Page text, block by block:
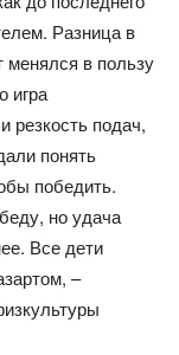
Разница в
менялся в пользу
игра
резкость подач,
понять
победить.
но удача
Все дети
–